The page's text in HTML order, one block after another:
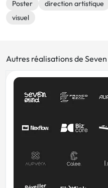
Poster direction artistique
visuel
Autres réalisations de